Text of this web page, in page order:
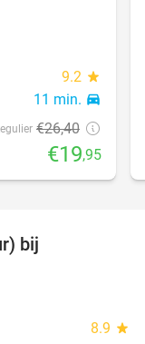
9.2 star
11 min. directions_car
€26,40
€19,95
bij
8.9 star